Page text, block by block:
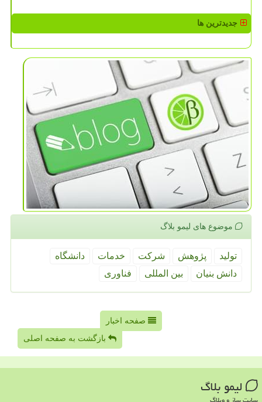
جدیدترین ها
موضوع های لیمو بلاگ
تولید پژوهش شركت خدمات
دانشگاه
دانش بنیان
بین المللی فناوری
صفحه اخبار
بازگشت به صفحه اصلی
لیمو بلاگ